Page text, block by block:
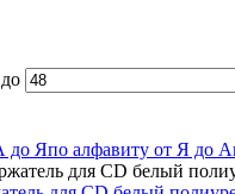
до Япо алфавиту от Я до А